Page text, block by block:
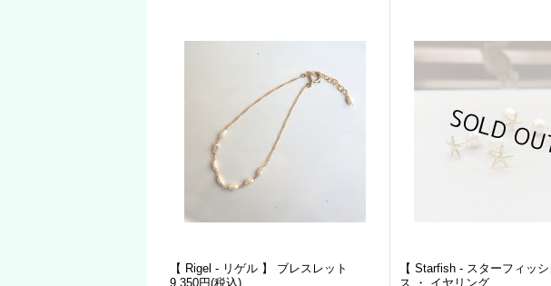
【 Rigel - リゲル 】 ブレスレット
9,350円(税込)
【 Starfish - スターフィッ
ス ・ イヤリング